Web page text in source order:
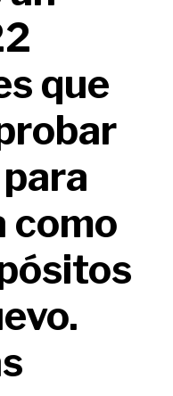
que
como